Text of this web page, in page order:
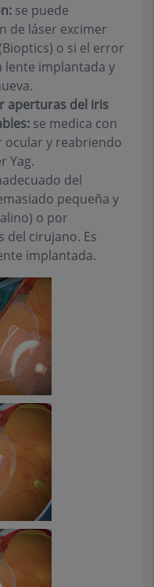
se puede
de láser excimer
o si el error
lente implantada y
aperturas del iris
se medica con
y reabriendo
Yag.
del
pequeña y
o por
del cirujano. Es
implantada.